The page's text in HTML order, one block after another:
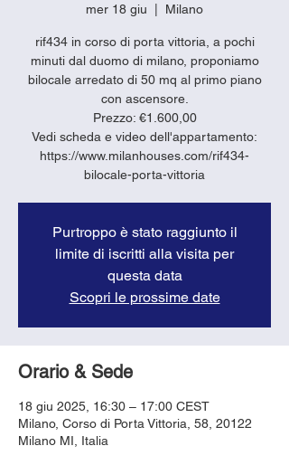
mer 18 giu Milano
rif434 in corso di porta vittoria, a pochi
minuti dal duomo di milano, proponiamo
bilocale arredato di 50 mq al primo piano
con ascensore.
Prezzo: €1.600,00
Vedi scheda e video dell'appartamento:
https://www.milanhouses.com/rif434-
bilocale-porta-vittoria
Purtroppo è stato raggiunto il
limite di iscritti alla visita per
questa data
Scopri le prossime date
Orario & Sede
18 giu 2025, 16:30 – 17:00 CEST
Milano, Corso di Porta Vittoria, 58, 20122
Milano MI, Italia